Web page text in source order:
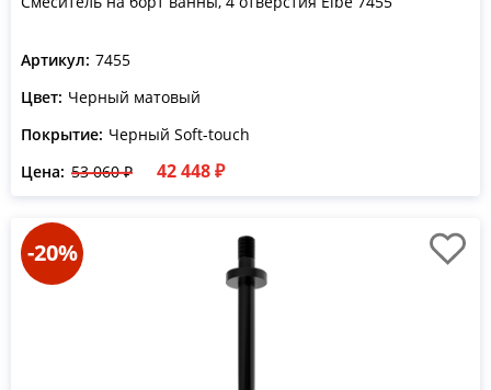
Артикул: 7455
Цвет: Черный матовый
Покрытие: Черный Soft-touch
Цена: 53 060 ₽ 42 448 ₽
-20%